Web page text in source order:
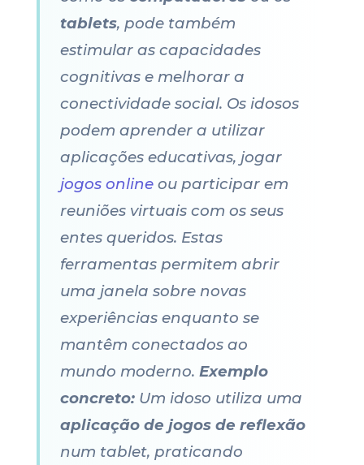
tablets, pode também
estimular as capacidades
cognitivas e melhorar a
conectividade social. Os idosos
podem aprender a utilizar
aplicações educativas, jogar
jogos onlineou participar em
reuniões virtuais com os seus
entes queridos. Estas
ferramentas permitem abrir
uma janela sobre novas
experiências enquanto se
mantêm conectados ao
mundo moderno. Exemplo
concreto:Um idoso utiliza uma
aplicação de jogos de reflexão
num tablet, praticando